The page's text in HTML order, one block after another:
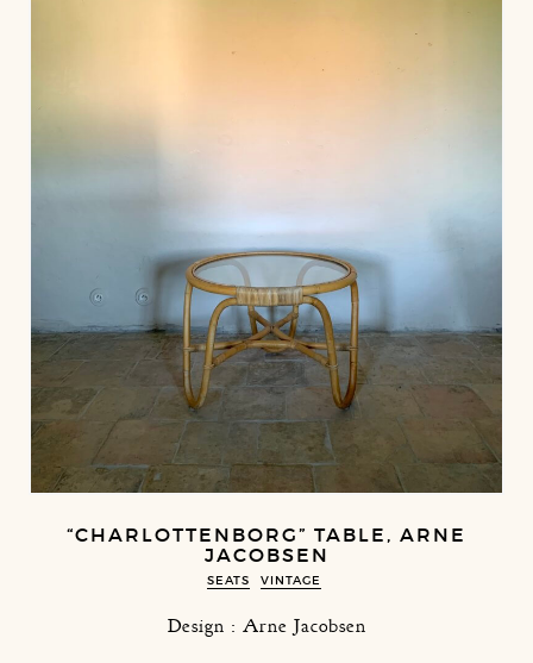
“CHARLOTTENBORG” TABLE, ARNE
JACOBSEN
SEATS VINTAGE
Design : Arne Jacobsen